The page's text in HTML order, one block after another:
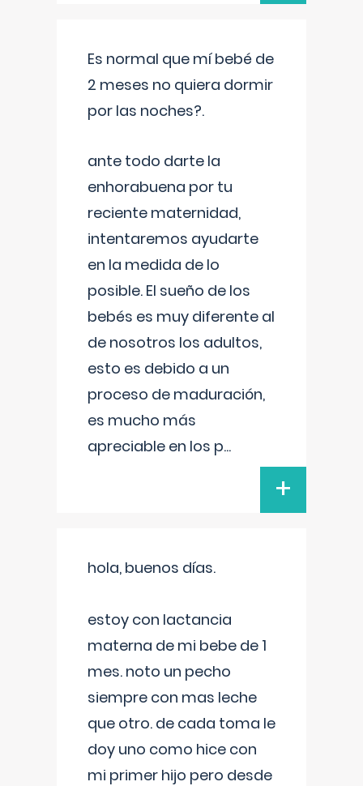
Es normal que mí bebé de
2 meses no quiera dormir
por las noches?.
ante todo darte la
enhorabuena por tu
reciente maternidad,
intentaremos ayudarte
en la medida de lo
posible. El sueño de los
bebés es muy diferente al
de nosotros los adultos,
esto es debido a un
proceso de maduración,
es mucho más
apreciable en los p...
+
hola, buenos días.
estoy con lactancia
materna de mi bebe de 1
mes. noto un pecho
siempre con mas leche
que otro. de cada toma le
doy uno como hice con
mi primer hijo pero desde